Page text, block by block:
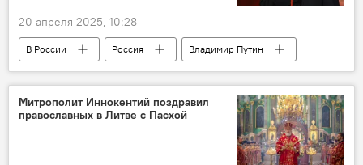
20 апреля 2025, 10:28
В России Россия
Владимир Путин
Пасха
христианство
православие
праздник
Общество
религия
православные
Митрополит Иннокентий поздравил
православных в Литве с Пасхой